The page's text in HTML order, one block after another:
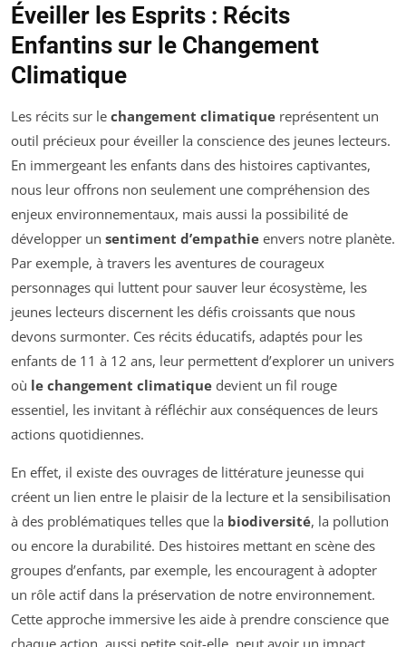
Éveiller les Esprits : Récits
Enfantins sur le Changement
Climatique
Les récits sur le changement climatique représentent un
outil précieux pour éveiller la conscience des jeunes lecteurs.
En immergeant les enfants dans des histoires captivantes,
nous leur offrons non seulement une compréhension des
enjeux environnementaux, mais aussi la possibilité de
développer un sentiment d’empathie envers notre planète.
Par exemple, à travers les aventures de courageux
personnages qui luttent pour sauver leur écosystème, les
jeunes lecteurs discernent les défis croissants que nous
devons surmonter. Ces récits éducatifs, adaptés pour les
enfants de 11 à 12 ans, leur permettent d’explorer un univers
où le changement climatique devient un fil rouge
essentiel, les invitant à réfléchir aux conséquences de leurs
actions quotidiennes.
En effet, il existe des ouvrages de littérature jeunesse qui
créent un lien entre le plaisir de la lecture et la sensibilisation
à des problématiques telles que la biodiversité, la pollution
ou encore la durabilité. Des histoires mettant en scène des
groupes d’enfants, par exemple, les encouragent à adopter
un rôle actif dans la préservation de notre environnement.
Cette approche immersive les aide à prendre conscience que
chaque action, aussi petite soit-elle, peut avoir un impact